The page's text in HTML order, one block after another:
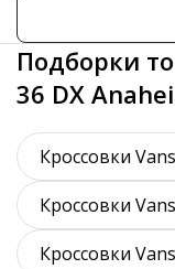
Подборки
36 DX
Кроссовки Vans
Кроссовки
Кроссовки